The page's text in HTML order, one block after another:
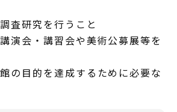
査研究を行うこと
演会・講習会や美術公募展等を
の目的を達成するために必要な